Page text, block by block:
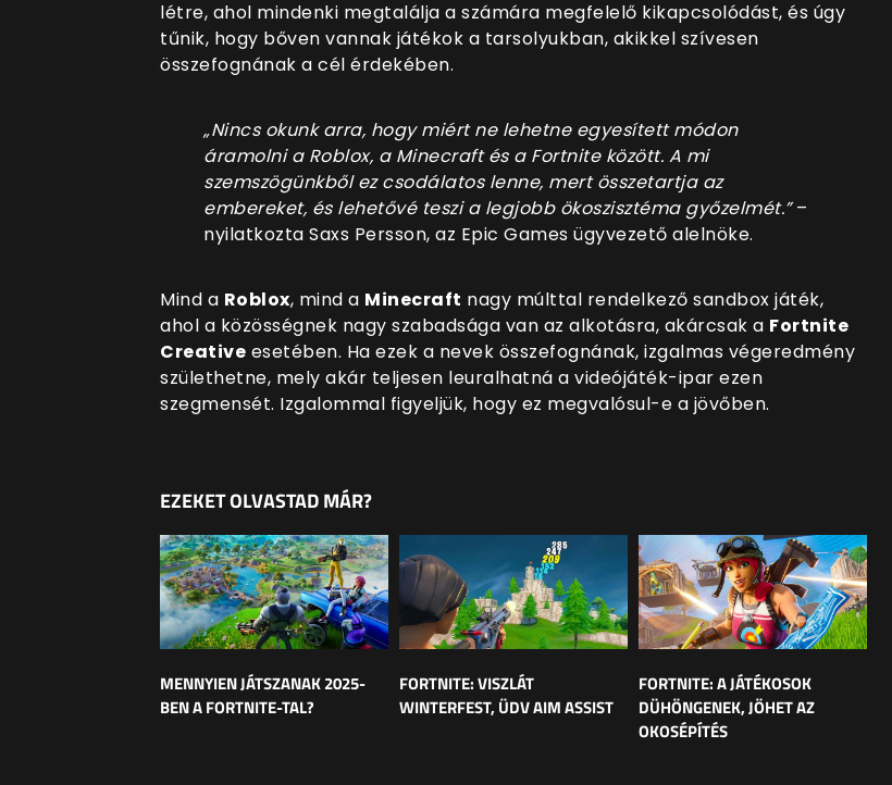
létre, ahol mindenki megtalálja a számára megfelelő kikapcsolódást, és úgy
tűnik, hogy bőven vannak játékok a tarsolyukban, akikkel szívesen
összefognának a cél érdekében.
„Nincs okunk arra, hogy miért ne lehetne egyesített módon
áramolni a Roblox, a Minecraft és a Fortnite között. A mi
szemszögünkből ez csodálatos lenne, mert összetartja az
embereket, és lehetővé teszi a legjobb ökoszisztéma győzelmét.” –
nyilatkozta Saxs Persson, az Epic Games ügyvezető alelnöke.
Mind a Roblox, mind a Minecraft nagy múlttal rendelkező sandbox játék,
ahol a közösségnek nagy szabadsága van az alkotásra, akárcsak a Fortnite
Creative esetében. Ha ezek a nevek összefognának, izgalmas végeredmény
születhetne, mely akár teljesen leuralhatná a videójáték-ipar ezen
szegmensét. Izgalommal figyeljük, hogy ez megvalósul-e a jövőben.
EZEKET OLVASTAD MÁR?
MENNYIEN JÁTSZANAK 2025-
BEN A FORTNITE-TAL?
FORTNITE: VISZLÁT
WINTERFEST, ÜDV AIM ASSIST
FORTNITE: A JÁTÉKOSOK
DÜHÖNGENEK, JÖHET AZ
OKOSÉPÍTÉS